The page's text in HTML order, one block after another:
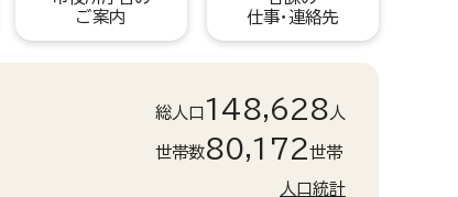
ご案内
仕事・連絡先
総人口 148,628 人
世帯数80,172世帯
人口統計